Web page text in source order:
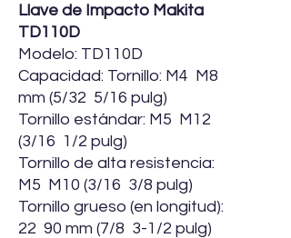
Llave de Impacto Makita
TD110D
Modelo: TD110D
Capacidad: Tornillo: M4  M8
mm (5/32  5/16 pulg)
Tornillo estándar: M5  M12
(3/16  1/2 pulg)
Tornillo de alta resistencia:
M5  M10 (3/16  3/8 pulg)
Tornillo grueso (en longitud):
22  90 mm (7/8  3-1/2 pulg)